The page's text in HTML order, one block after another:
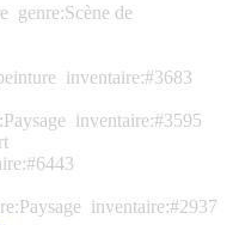
genre:Scène de
inventaire:#3683
inventaire:#3595
inventaire:#2937